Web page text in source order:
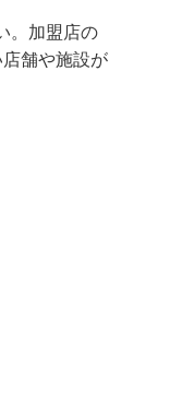
。加盟店の
舗や施設が